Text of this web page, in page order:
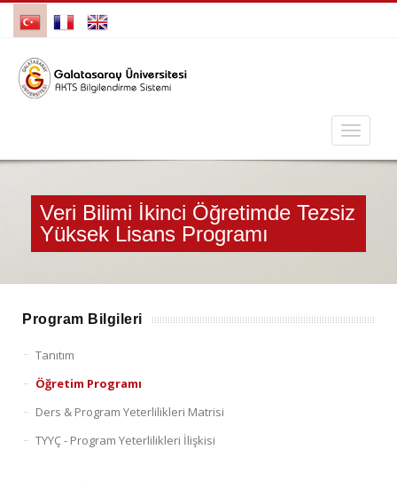
Veri Bilimi İkinci Öğretimde Tezsiz
Yüksek Lisans Programı
Program Bilgileri
Tanıtım
Öğretim Programı
Ders & Program Yeterlilikleri Matrisi
TYYÇ - Program Yeterlilikleri İlişkisi